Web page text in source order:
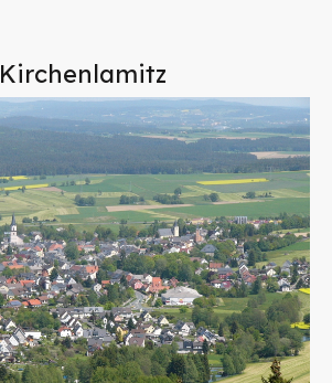
Kirchenlamitz